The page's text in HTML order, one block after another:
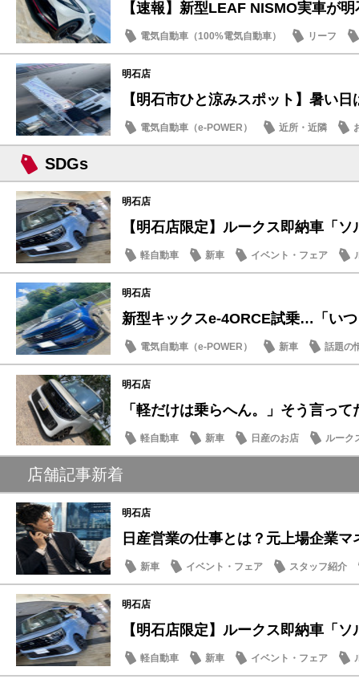
【速報】新型LEAF NISMO実車が
電気自動車（100%電気自動車） リーフ
明石店
【明石市ひと涼みスポット】暑い
電気自動車（e-POWER） 近所・近隣
SDGs
SDGs
明石店
【明石店限定】ルークス即納車「
軽自動車 新車 イベント・フェア
明石店
新型キックスe-4ORCE試乗…「い
電気自動車（e-POWER） 新車 話題の
明石店
「軽だけは乗らへん。」そう言っ
軽自動車 新車 日産のお店 ルーク
店舗記事新着
明石店
日産営業の仕事とは？元上場企業マ
新車 イベント・フェア スタッフ紹介
明石店
【明石店限定】ルークス即納車「
軽自動車 新車 イベント・フェア